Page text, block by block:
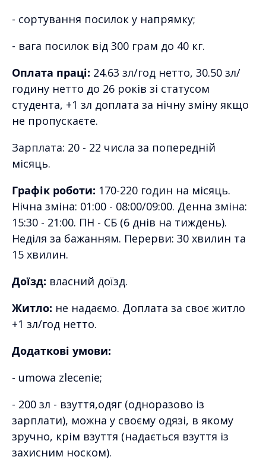
- сортування посилок у напрямку;
- вага посилок від 300 грам до 40 кг.
Оплата праці: 24.63 зл/год нетто, 30.50 зл/
годину нетто до 26 років зі статусом
студента, +1 зл доплата за нічну зміну якщо
не пропускаєте.
Зарплата: 20 - 22 числа за попередній
місяць.
Графік роботи: 170-220 годин на місяць.
Нічна зміна: 01:00 - 08:00/09:00. Денна зміна:
15:30 - 21:00. ПН - СБ (6 днів на тиждень).
Неділя за бажанням. Перерви: 30 хвилин та
15 хвилин.
Доїзд: власний доїзд.
Житло: не надаємо. Доплата за своє житло
+1 зл/год нетто.
Додаткові умови:
- umowa zlecenie;
- 200 зл - взуття,одяг (одноразово із
зарплати), можна у своєму одязі, в якому
зручно, крім взуття (надається взуття із
захисним носком).